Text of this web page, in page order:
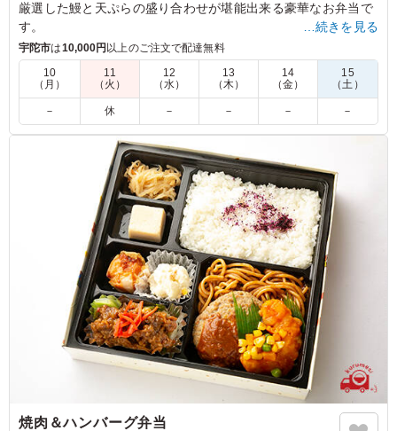
厳選した鰻と天ぷらの盛り合わせが堪能出来る豪華なお弁当で
す。
当店自慢の副菜と共に、おもてなしの機会に是非ご利用下さ
い。
お弁当の箱を開けるとボリュームたっぷりでした。 冷め
ていておにぎりがちょっと固かったけど、全部美味しかっ
たです。特に鰻丼が良かったです。 楽しい新年会になり
ました。ありがとうございました。
ご利用シーン： 会食・接待›会食
奈良県御所市宮前町2026/01/12
…続きを見る
宇陀市は10,000円 以上のご注文で配達無料
10
（月）
11
（火）
12
（水）
13
（木）
14
（金）
15
（土）
－ 休 － － － －
焼肉＆ハンバーグ弁当